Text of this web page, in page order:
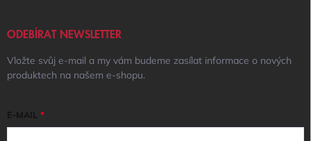
ODEBÍRAT NEWSLETTER
Vložte svůj e-mail a my vám budeme zasílat informace o nových
produktech na našem e-shopu.
E-MAIL